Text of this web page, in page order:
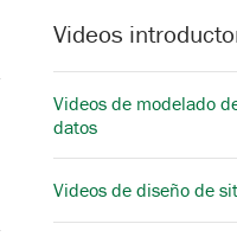
Videos
Videos de modelado
datos
Videos de diseño de